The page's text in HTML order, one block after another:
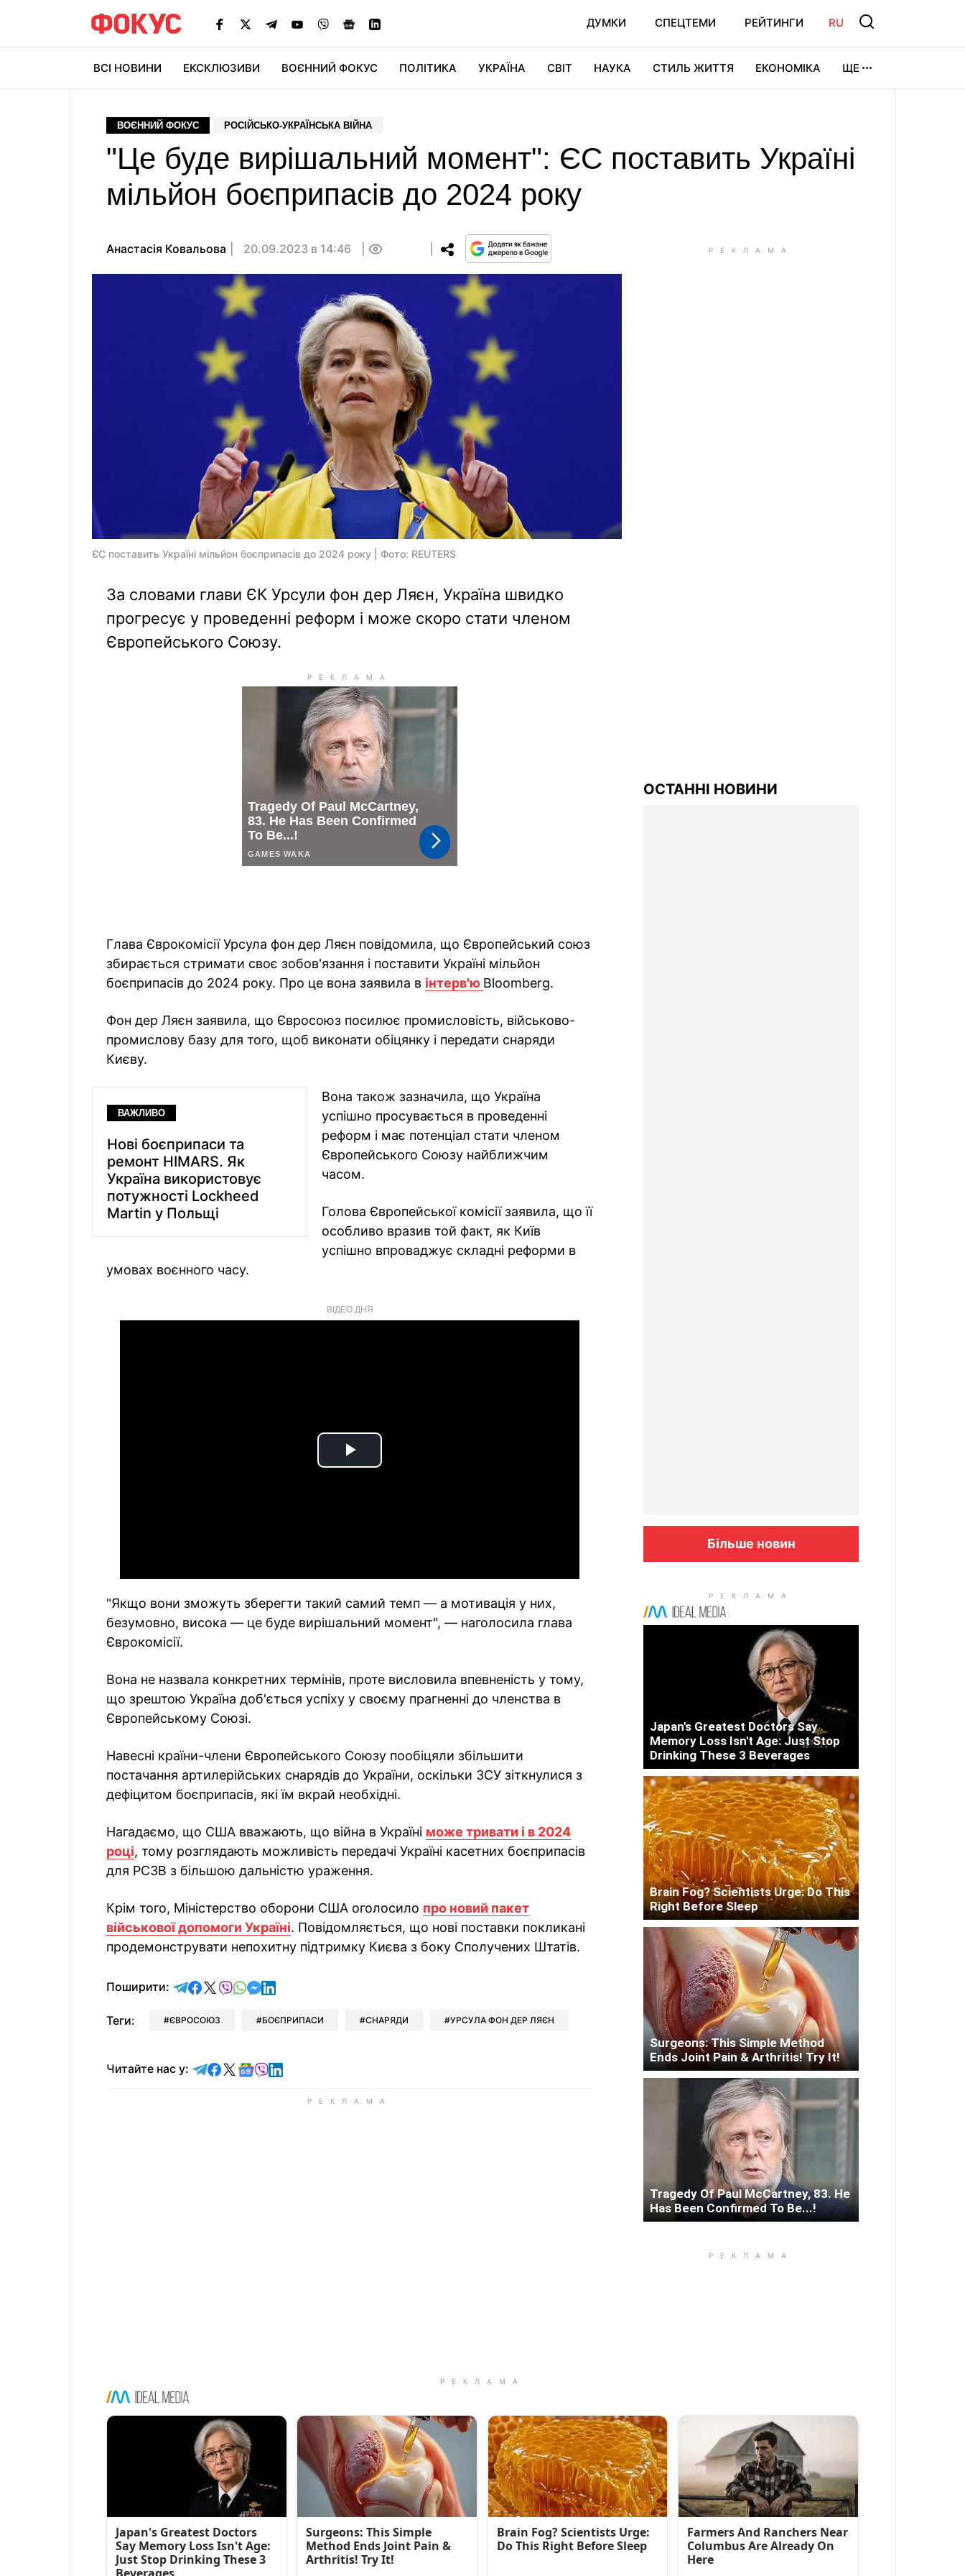
ДУМКИ СПЕЦТЕМИ РЕЙТИНГИ RU
ВСІ НОВИНИ ЕКСКЛЮЗИВИ ВОЄННИЙ ФОКУС ПОЛІТИКА УКРАЇНА СВІТ НАУКА СТИЛЬ ЖИТТЯ ЕКОНОМІКА ЩЕ
ВОЄННИЙ ФОКУС РОСІЙСЬКО-УКРАЇНСЬКА ВІЙНА
"Це буде вирішальний момент": ЄС поставить Україні
мільйон боєприпасів до 2024 року
Анастасія Ковальова 20.09.2023 в 14:46
ЄС поставить Україні мільйон боєприпасів до 2024 року | Фото: REUTERS
За словами глави ЄК Урсули фон дер Ляєн, Україна швидко
прогресує у проведенні реформ і може скоро стати членом
Європейського Союзу.
Глава Єврокомісії Урсула фон дер Ляєн повідомила, що Європейський союз
збирається стримати своє зобов'язання і поставити Україні мільйон
боєприпасів до 2024 року. Про це вона заявила в інтерв'ю Bloomberg.
Фон дер Ляєн заявила, що Євросоюз посилює промисловість, військово-
промислову базу для того, щоб виконати обіцянку і передати снаряди
Києву.
ВАЖЛИВО
Нові боєприпаси та
ремонт HIMARS. Як
Україна використовує
потужності Lockheed
Martin у Польщі
Вона також зазначила, що Україна
успішно просувається в проведенні
реформ і має потенціал стати членом
Європейського Союзу найближчим
часом.
Голова Європейської комісії заявила, що її
особливо вразив той факт, як Київ
успішно впроваджує складні реформи в
умовах воєнного часу.
ВІДЕО ДНЯ
Play
"Якщо вони зможуть зберегти такий самий темп — а мотивація у них,
безумовно, висока — це буде вирішальний момент", — наголосила глава
Єврокомісії.
Вона не назвала конкретних термінів, проте висловила впевненість у тому,
що зрештою Україна доб'ється успіху у своєму прагненні до членства в
Європейському Союзі.
Навесні країни-члени Європейського Союзу пообіцяли збільшити
постачання артилерійських снарядів до України, оскільки ЗСУ зіткнулися з
дефіцитом боєприпасів, які їм вкрай необхідні.
Нагадаємо, що США вважають, що війна в Україні може тривати і в 2024
році, тому розглядають можливість передачі Україні касетних боєприпасів
для РСЗВ з більшою дальністю ураження.
Крім того, Міністерство оборони США оголосило про новий пакет
військової допомоги Україні. Повідомляється, що нові поставки покликані
продемонструвати непохитну підтримку Києва з боку Сполучених Штатів.
Поширити: відправити у Telegram
поділитись у Facebook
поділитись у X
відправити у Viber
відправити у Whatsapp
відправити у Messenger
відправити у LinkedIn
Теги: ЄВРОСОЮЗ БОЄПРИПАСИ СНАРЯДИ УРСУЛА ФОН ДЕР ЛЯЄН
Читайте нас у: Читайте у Telegram
Читайте у Facebook
Читайте у X
Читайте у Google news
Читайте у Viber
Читайте у LinkedIn
ОСТАННІ НОВИНИ
Більше новин
Japan's Greatest Doctors Say
Memory Loss Isn't Age: Just Stop
Drinking These 3 Beverages
Brain Fog? Scientists Urge: Do This
Right Before Sleep
Surgeons: This Simple Method
Ends Joint Pain & Arthritis! Try It!
Tragedy Of Paul McCartney, 83. He
Has Been Confirmed To Be...!